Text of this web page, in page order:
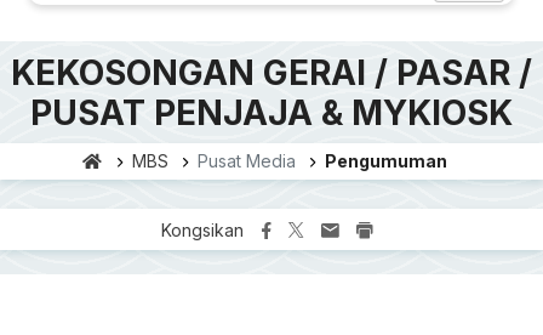
KEKOSONGAN GERAI / PASAR /
PUSAT PENJAJA & MYKIOSK
MBS Pusat Media Pengumuman
Kongsikan